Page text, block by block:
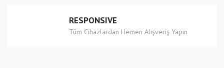
RESPONSIVE
Tüm Cihazlardan Hemen Alışveriş Yapın